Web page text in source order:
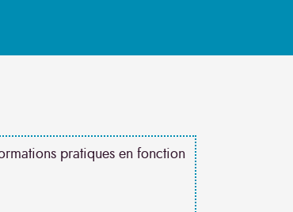
pratiques en fonction